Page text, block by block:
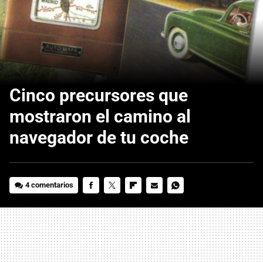
Cinco precursores que
mostraron el camino al
navegador de tu coche
4 comentarios
MAIL